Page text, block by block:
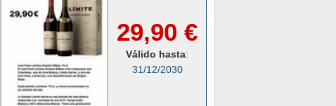
29,90 €
Válido hasta:
31/12/2030